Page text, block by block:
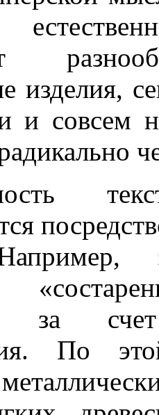
изделия,
и совсем
за
По